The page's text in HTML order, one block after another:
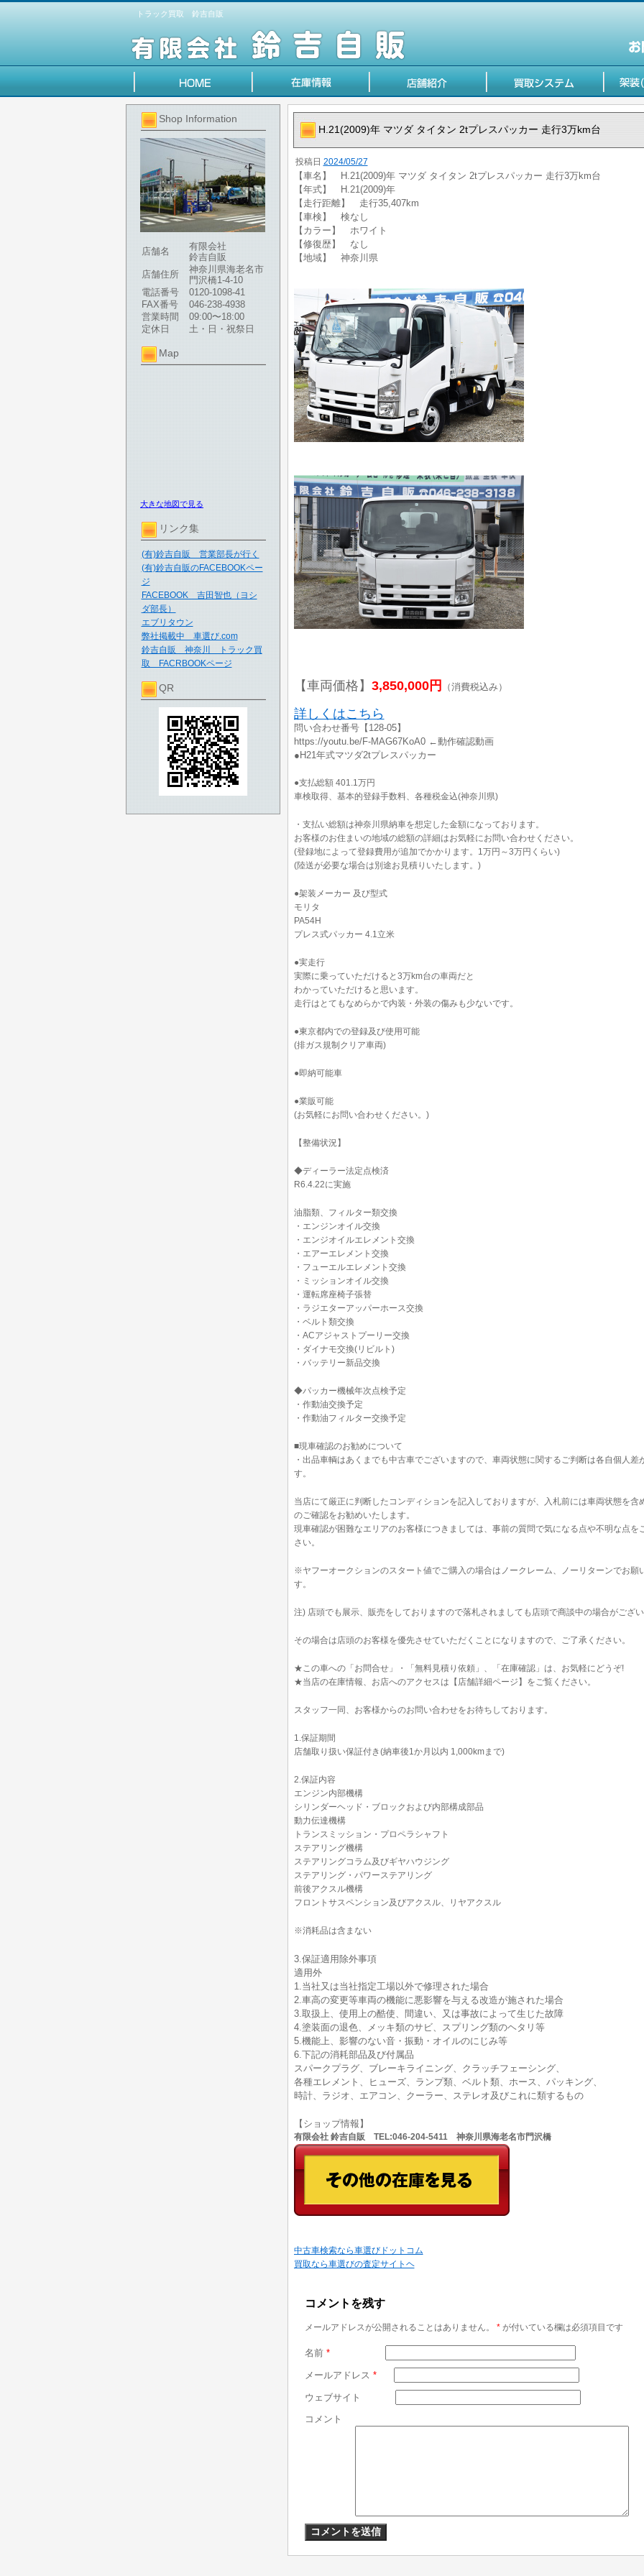
トラック買取 鈴吉自販
Shop Information
店舗名
有限会社
鈴吉自販
店舗住所
神奈川県海老名市
門沢橋1-4-10
電話番号
0120-1098-41
FAX番号
046-238-4938
営業時間
09:00〜18:00
定休日
土・日・祝祭日
Map
大きな地図で見る
リンク集
(有)鈴吉自販 営業部長が行く
(有)鈴吉自販のFACEBOOKペー
ジ
FACEBOOK 吉田智也（ヨシ
ダ部長）
エブリタウン
弊社掲載中 車選び.com
鈴吉自販 神奈川 トラック買
取 FACRBOOKページ
QR
H.21(2009)年 マツダ タイタン 2tプレスパッカー 走行3万km台
投稿日 2024/05/27
【車名】 H.21(2009)年 マツダ タイタン 2tプレスパッカー 走行3万km台
【年式】 H.21(2009)年
【走行距離】 走行35,407km
【車検】 検なし
【カラー】 ホワイト
【修復歴】 なし
【地域】 神奈川県
【車両価格】 3,850,000円 （消費税込み）
詳しくはこちら
問い合わせ番号【128-05】
https://youtu.be/F-MAG67KoA0 ←動作確認動画
●H21年式マツダ2tプレスパッカー
●支払総額 401.1万円
車検取得、基本的登録手数料、各種税金込(神奈川県)
・支払い総額は神奈川県納車を想定した金額になっております。
お客様のお住まいの地域の総額の詳細はお気軽にお問い合わせください。
(登録地によって登録費用が追加でかかります。1万円～3万円くらい)
(陸送が必要な場合は別途お見積りいたします。)
●架装メーカー 及び型式
モリタ
PA54H
プレス式パッカー 4.1立米
●実走行
実際に乗っていただけると3万km台の車両だと
わかっていただけると思います。
走行はとてもなめらかで内装・外装の傷みも少ないです。
●東京都内での登録及び使用可能
(排ガス規制クリア車両)
●即納可能車
●業販可能
(お気軽にお問い合わせください。)
【整備状況】
◆ディーラー法定点検済
R6.4.22に実施
油脂類、フィルター類交換
・エンジンオイル交換
・エンジオイルエレメント交換
・エアーエレメント交換
・フューエルエレメント交換
・ミッションオイル交換
・運転席座椅子張替
・ラジエターアッパーホース交換
・ベルト類交換
・ACアジャストプーリー交換
・ダイナモ交換(リビルト)
・バッテリー新品交換
◆パッカー機械年次点検予定
・作動油交換予定
・作動油フィルター交換予定
■現車確認のお勧めについて
・出品車輌はあくまでも中古車でございますので、車両状態に関するご判断は各自個人差
す。
当店にて厳正に判断したコンディションを記入しておりますが、入札前には車両状態を含
のご確認をお勧めいたします。
現車確認が困難なエリアのお客様につきましては、事前の質問で気になる点や不明な点を
さい。
※ヤフーオークションのスタート値でご購入の場合はノークレーム、ノーリターンでお願
す。
注) 店頭でも展示、販売をしておりますので落札されましても店頭で商談中の場合がござ
その場合は店頭のお客様を優先させていただくことになりますので、ご了承ください。
★この車への「お問合せ」・「無料見積り依頼」、「在庫確認」は、お気軽にどうぞ!
★当店の在庫情報、お店へのアクセスは【店舗詳細ページ】をご覧ください。
スタッフ一同、お客様からのお問い合わせをお待ちしております。
1.保証期間
店舗取り扱い保証付き(納車後1か月以内 1,000kmまで)
2.保証内容
エンジン内部機構
シリンダーヘッド・ブロックおよび内部構成部品
動力伝達機構
トランスミッション・プロペラシャフト
ステアリング機構
ステアリングコラム及びギヤハウジング
ステアリング・パワーステアリング
前後アクスル機構
フロントサスペンション及びアクスル、リヤアクスル
※消耗品は含まない
3.保証適用除外事項
適用外
1.当社又は当社指定工場以外で修理された場合
2.車高の変更等車両の機能に悪影響を与える改造が施された場合
3.取扱上、使用上の酷使、間違い、又は事故によって生じた故障
4.塗装面の退色、メッキ類のサビ、スプリング類のヘタリ等
5.機能上、影響のない音・振動・オイルのにじみ等
6.下記の消耗部品及び付属品
スパークプラグ、ブレーキライニング、クラッチフェーシング、
各種エレメント、ヒューズ、ランプ類、ベルト類、ホース、パッキング、
時計、ラジオ、エアコン、クーラー、ステレオ及びこれに類するもの
【ショップ情報】
有限会社 鈴吉自販 TEL:046-204-5411 神奈川県海老名市門沢橋
中古車検索なら車選びドットコム
買取なら車選びの査定サイトヘ
コメントを残す
メールアドレスが公開されることはありません。 *が付いている欄は必須項目です
名前 *
メールアドレス *
ウェブサイト
コメント